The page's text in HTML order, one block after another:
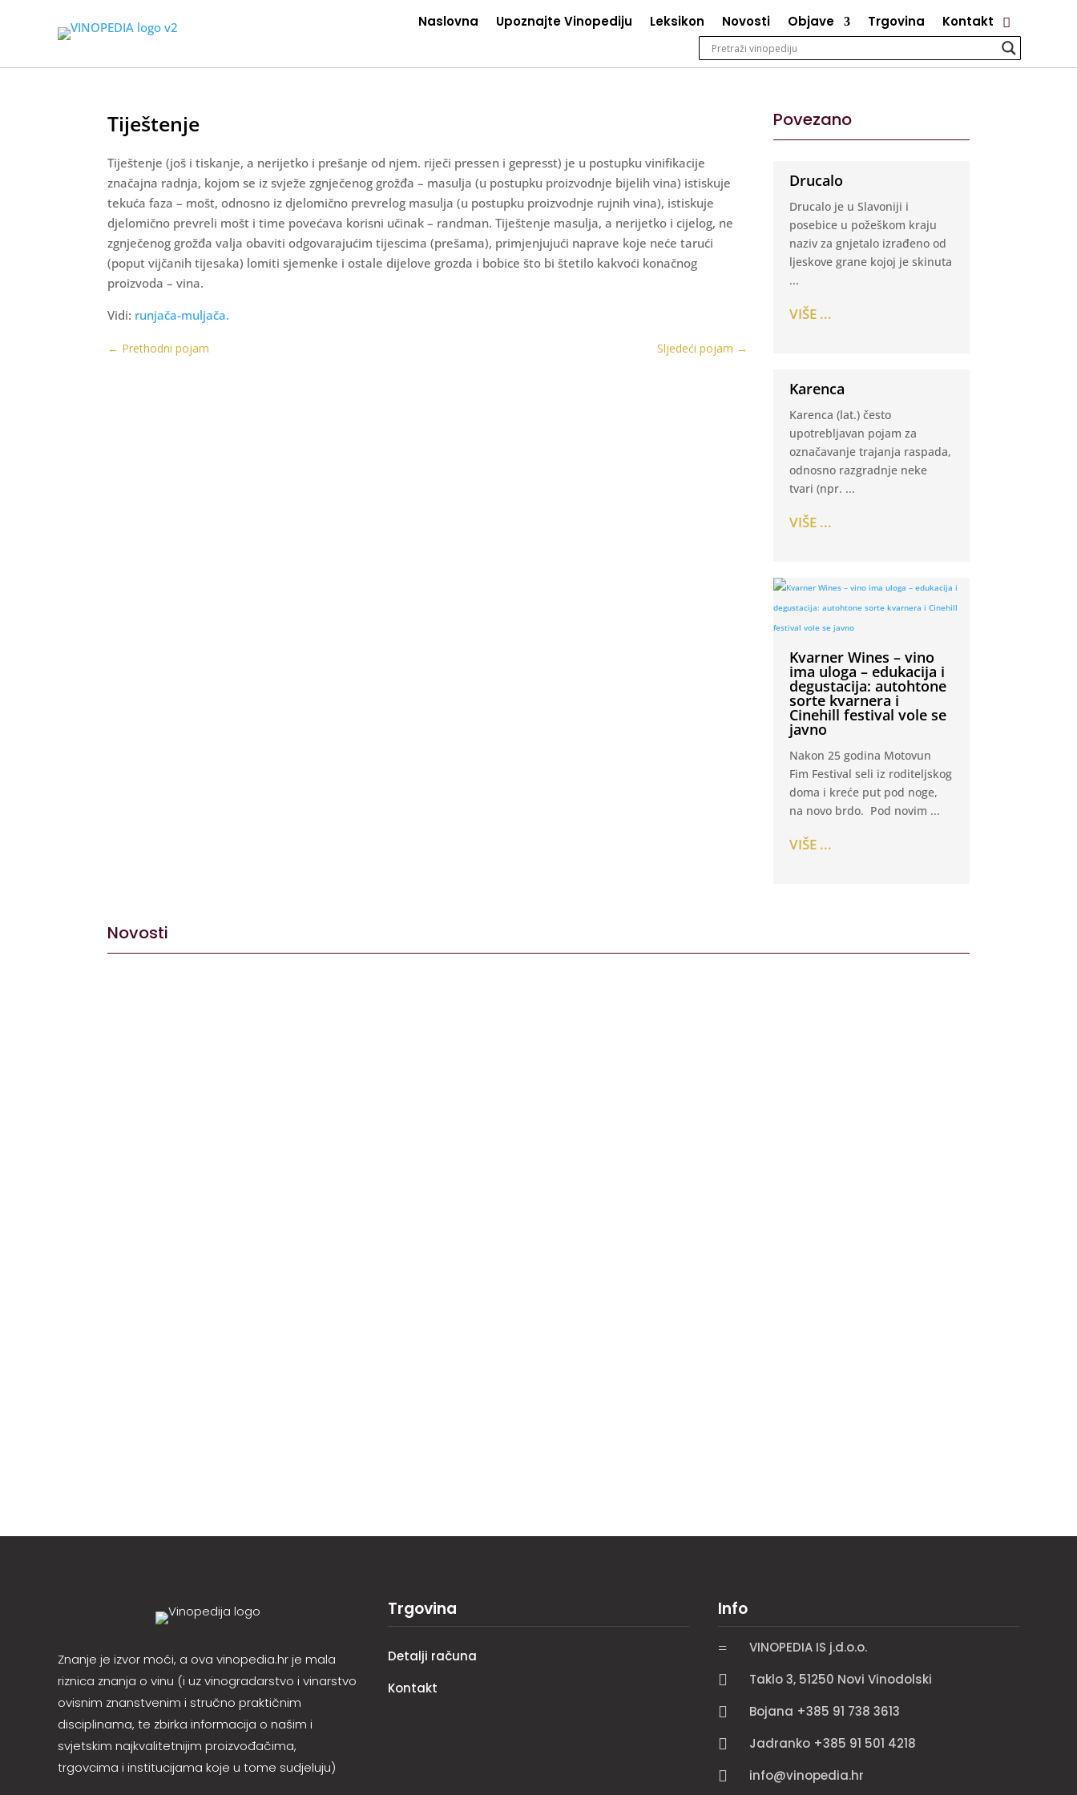
Naslovna Upoznajte Vinopediju Leksikon Novosti Objave Trgovina Kontakt
Tiještenje
Tiještenje (još i tiskanje, a nerijetko i prešanje od njem. riječi pressen i gepresst) je u postupku vinifikacije
značajna radnja, kojom se iz svježe zgnječenog grožđa – masulja (u postupku proizvodnje bijelih vina) istiskuje
tekuća faza – mošt, odnosno iz djelomično prevrelog masulja (u postupku proizvodnje rujnih vina), istiskuje
djelomično prevreli mošt i time povećava korisni učinak – randman. Tiještenje masulja, a nerijetko i cijelog, ne
zgnječenog grožđa valja obaviti odgovarajućim tijescima (prešama), primjenjujući naprave koje neće tarući
(poput vijčanih tijesaka) lomiti sjemenke i ostale dijelove grozda i bobice što bi štetilo kakvoći konačnog
proizvoda – vina.
Vidi: runjača-muljača.
← Prethodni pojam Sljedeći pojam →
Povezano
Drucalo
Drucalo je u Slavoniji i
posebice u požeškom kraju
naziv za gnjetalo izrađeno od
ljeskove grane kojoj je skinuta
...
VIŠE ...
Karenca
Karenca (lat.) često
upotrebljavan pojam za
označavanje trajanja raspada,
odnosno razgradnje neke
tvari (npr. ...
VIŠE ...
Kvarner Wines – vino
ima uloga – edukacija i
degustacija: autohtone
sorte kvarnera i
Cinehill festival vole se
javno
Nakon 25 godina Motovun
Fim Festival seli iz roditeljskog
doma i kreće put pod noge,
na novo brdo. Pod novim ...
VIŠE ...
Novosti
Znanje je izvor moći, a ova vinopedia.hr je mala
riznica znanja o vinu (i uz vinogradarstvo i vinarstvo
ovisnim znanstvenim i stručno praktičnim
disciplinama, te zbirka informacija o našim i
svjetskim najkvalitetnijim proizvođačima,
trgovcima i institucijama koje u tome sudjeluju)
Trgovina
Detalji računa
Kontakt
Info
= VINOPEDIA IS j.d.o.o.
 Taklo 3, 51250 Novi Vinodolski
 Bojana +385 91 738 3613
 Jadranko +385 91 501 4218
 info@vinopedia.hr